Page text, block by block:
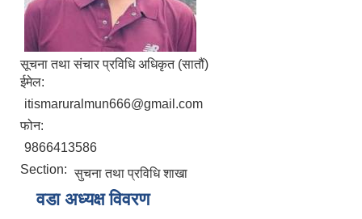
सूचना तथा संचार प्रविधि अधिकृत (सातौं)
ईमेल:
itismaruralmun666@gmail.com
फोन:
9866413586
Section: सुचना तथा प्रविधि शाखा
वडा अध्यक्ष विवरण